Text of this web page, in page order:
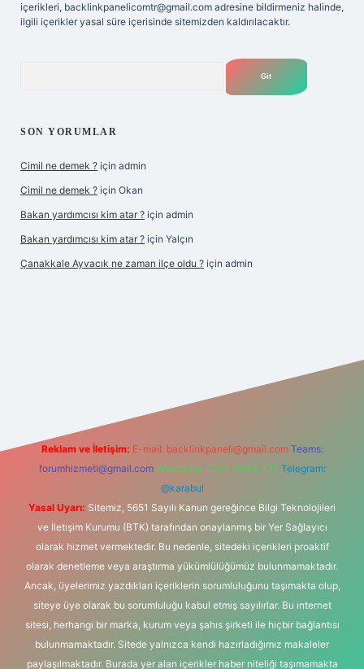
içerikleri, backlinkpanelicomtr@gmail.com adresine bildirmeniz halinde,
ilgili içerikler yasal süre içerisinde sitemizden kaldırılacaktır.
SON YORUMLAR
Cimil ne demek ? için admin
Cimil ne demek ? için Okan
Bakan yardımcısı kim atar ? için admin
Bakan yardımcısı kim atar ? için Yalçın
Çanakkale Ayvacık ne zaman ilçe oldu ? için admin
Reklam ve İletişim: E-mail: backlinkpaneli@gmail.com Teams:
forumhizmeti@gmail.com Whatsapp: 0262 606 0 726 Telegram:
@karabul
Yasal Uyarı: Sitemiz, 5651 Sayılı Kanun gereğince Bilgi Teknolojileri
ve İletişim Kurumu (BTK) tarafından onaylanmış bir Yer Sağlayıcı
olarak hizmet vermektedir. Bu nedenle, sitedeki içerikleri proaktif
olarak denetleme veya araştırma yükümlülüğümüz bulunmamaktadır.
Ancak, üyelerimiz yazdıkları içeriklerin sorumluluğunu taşımakta olup,
siteye üye olarak bu sorumluluğu kabul etmiş sayılırlar. Bu internet
sitesi, herhangi bir marka, kurum veya şahıs şirketi ile hiçbir bağlantısı
bulunmamaktadır. Sitede yalnızca kendi hazırladığımız makaleler
paylaşılmaktadır. Burada yer alan içerikler haber niteliği taşımamakta